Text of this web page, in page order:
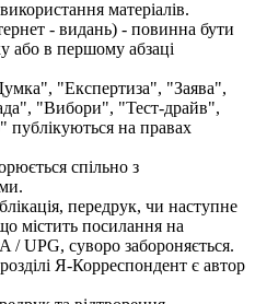
матеріалів.
- видань) - повинна бути
або в першому абзаці
"Експертиза", "Заява",
"Вибори", "Тест-драйв",
на правах
спільно з
передрук, чи наступне
містить посилання на
/ UPG, суворо забороняється.
Я-Корреспондент є автор